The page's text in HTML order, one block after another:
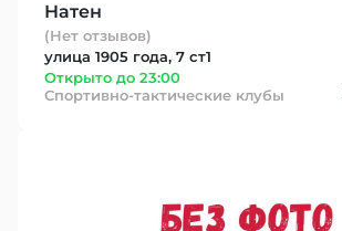
Натен
(Нет отзывов)
улица 1905 года, 7 ст1
Открыто до 23:00
Спортивно-тактические клубы